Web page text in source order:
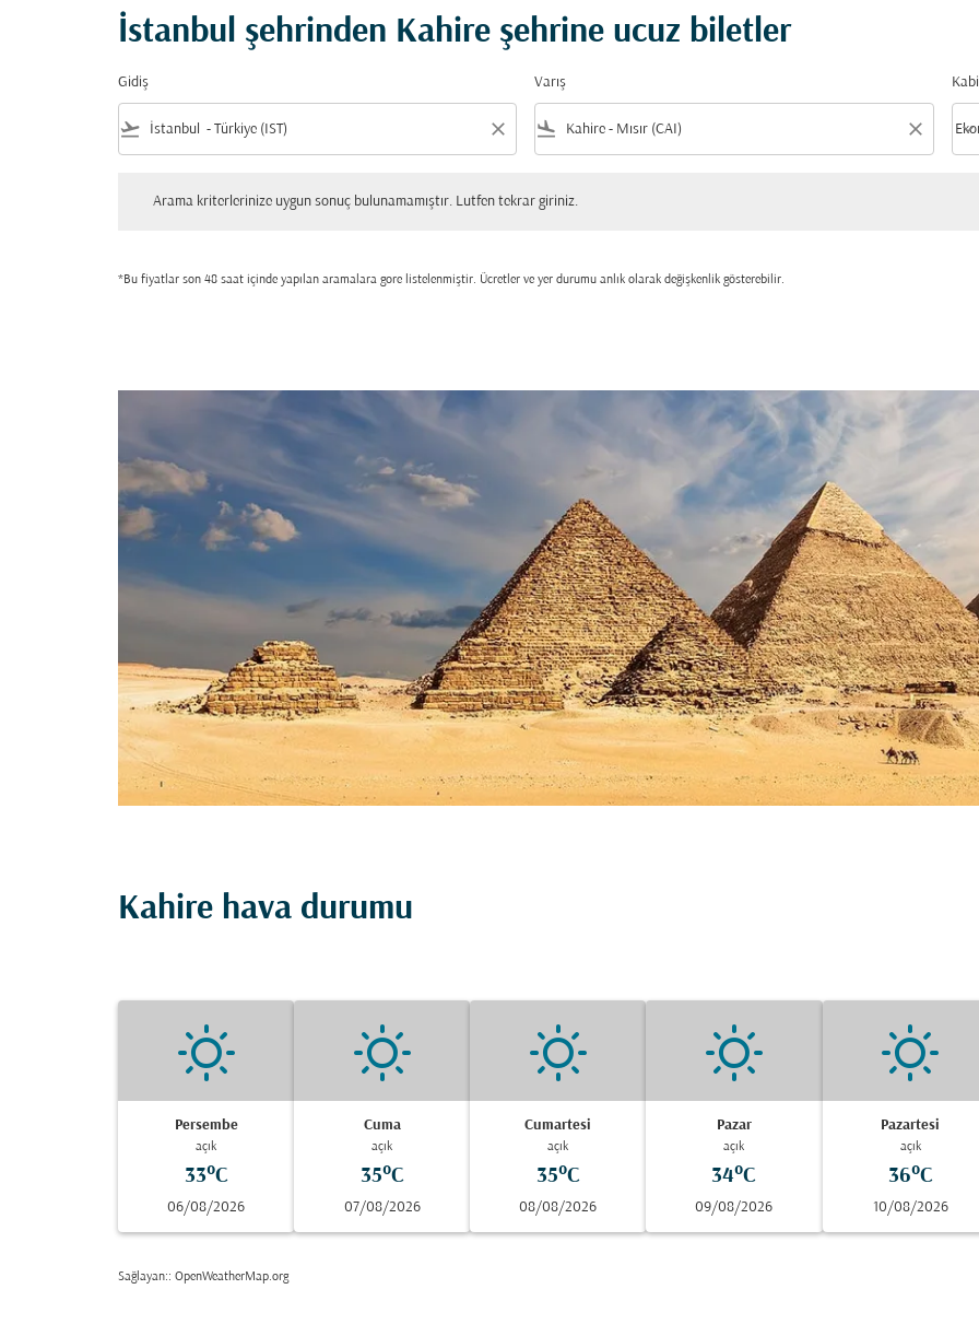
İstanbul şehrinden Kahire şehrine ucuz biletler
Gidiş
flight_takeoff close
Varış
flight_land close keyboard_arrow_down
Arama kriterlerinize uygun sonuç bulunamamıştır. Lutfen tekrar giriniz.
*Bu fiyatlar son 48 saat içinde yapılan aramalara gore listelenmiştir. Ücretler ve yer durumu anlık olarak değişkenlik gösterebilir.
Kahire hava durumu
Persembe
açık
33°C
06/08/2026
Cuma
açık
35°C
07/08/2026
Cumartesi
açık
35°C
08/08/2026
Pazar
açık
34°C
09/08/2026
Pazartesi
açık
36°C
10/08/2026
Sağlayan:: OpenWeatherMap.org